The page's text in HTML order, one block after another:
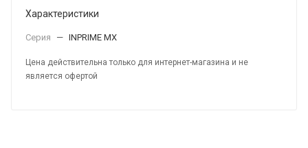
Характеристики
Серия — INPRIME MX
Цена действительна только для интернет-магазина и не
является офертой